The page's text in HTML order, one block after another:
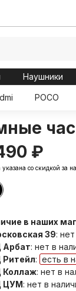
Наушники
POCO
₽
указана со скидкой за
в наших
39: нет
Арбат: нет в
Ритейл: есть в
Коллаж: нет в
ЦУМ: нет в